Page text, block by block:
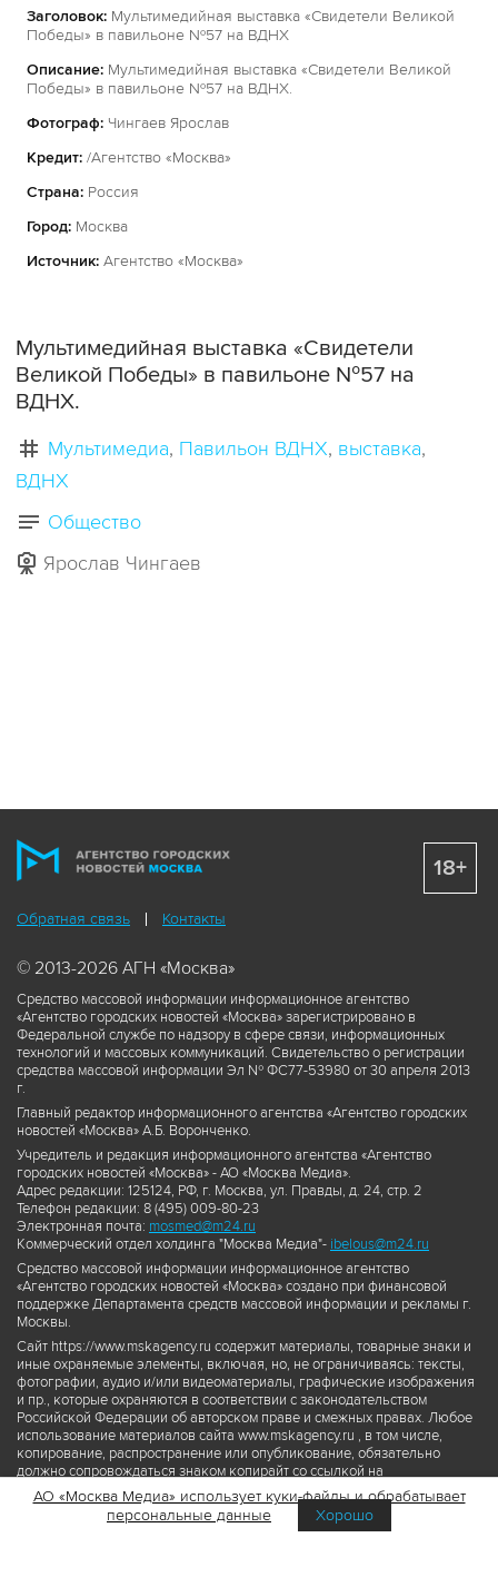
Заголовок: Мультимедийная выставка «Свидетели Великой
Победы» в павильоне №57 на ВДНХ
Описание: Мультимедийная выставка «Свидетели Великой
Победы» в павильоне №57 на ВДНХ.
Фотограф: Чингаев Ярослав
Кредит: /Агентство «Москва»
Страна: Россия
Город: Москва
Источник: Агентство «Москва»
Мультимедийная выставка «Свидетели
Великой Победы» в павильоне №57 на
ВДНХ.
Мультимедиа Павильон ВДНХ выставка
ВДНХ
Общество
Ярослав Чингаев
Обратная связь Контакты
© 2013-2026 АГН «Москва»
Средство массовой информации информационное агентство
«Агентство городских новостей «Москва» зарегистрировано в
Федеральной службе по надзору в сфере связи, информационных
технологий и массовых коммуникаций. Свидетельство о регистрации
средства массовой информации Эл № ФС77-53980 от 30 апреля 2013
г.
Главный редактор информационного агентства «Агентство городских
новостей «Москва» А.Б. Воронченко.
Учредитель и редакция информационного агентства «Агентство
городских новостей «Москва» - АО «Москва Медиа».
Адрес редакции: 125124, РФ, г. Москва, ул. Правды, д. 24, стр. 2
Телефон редакции: 8 (495) 009-80-23
Электронная почта: mosmed@m24.ru
Коммерческий отдел холдинга "Москва Медиа"- ibelous@m24.ru
Средство массовой информации информационное агентство
«Агентство городских новостей «Москва» создано при финансовой
поддержке Департамента средств массовой информации и рекламы г.
Москвы.
Сайт https://www.mskagency.ru содержит материалы, товарные знаки и
иные охраняемые элементы, включая, но, не ограничиваясь: тексты,
фотографии, аудио и/или видеоматериалы, графические изображения
и пр., которые охраняются в соответствии с законодательством
Российской Федерации об авторском праве и смежных правах. Любое
использование материалов сайта www.mskagency.ru , в том числе,
копирование, распространение или опубликование, обязательно
должно сопровождаться знаком копирайт со ссылкой на
правообладателя © АО «Москва Медиа», а также гиперссылкой на сайт
www.mskagency.ru как на первоисточник информации. Переработка
материалов сайта www.mskagency.ru не допускается.
18+
АО «Москва Медиа» использует куки-файлы и обрабатывает
персональные данные
Хорошо